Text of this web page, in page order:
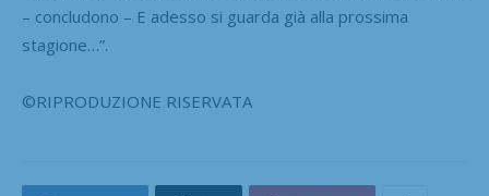
– concludono – E adesso si guarda già alla prossima
stagione…”.
©RIPRODUZIONE RISERVATA